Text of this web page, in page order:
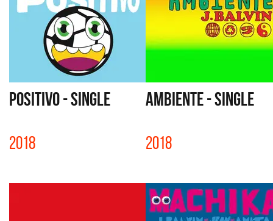
POSITIVO - SINGLE
2018
AMBIENTE - SINGLE
2018